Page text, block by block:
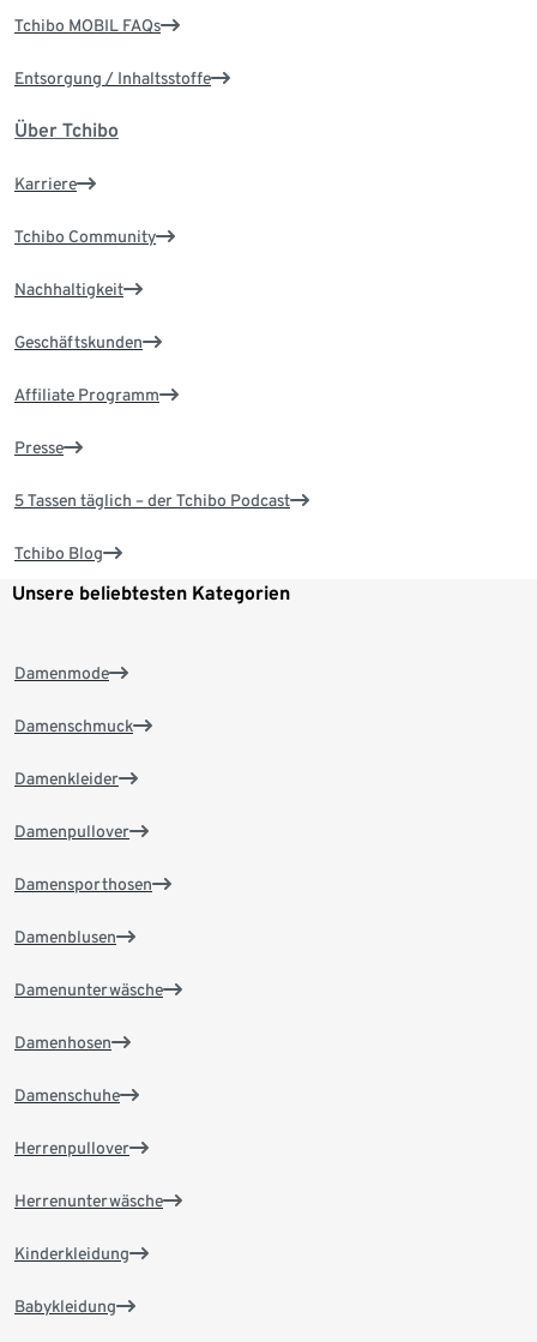
Tchibo MOBIL FAQs
Entsorgung / Inhaltsstoffe
Über Tchibo
Karriere
Tchibo Community
Nachhaltigkeit
Geschäftskunden
Affiliate Programm
Presse
5 Tassen täglich – der Tchibo Podcast
Tchibo Blog
Unsere beliebtesten Kategorien
Damenmode
Damenschmuck
Damenkleider
Damenpullover
Damensporthosen
Damenblusen
Damenunterwäsche
Damenhosen
Damenschuhe
Herrenpullover
Herrenunterwäsche
Kinderkleidung
Babykleidung